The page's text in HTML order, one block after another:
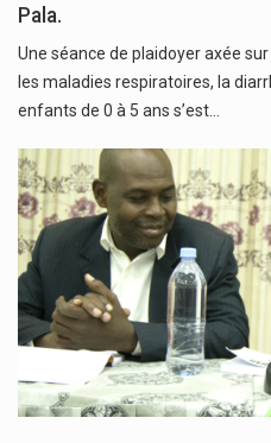
Pala.
Une séance de plaidoyer axée
les maladies respiratoires, la
enfants de 0 à 5 ans s’est…